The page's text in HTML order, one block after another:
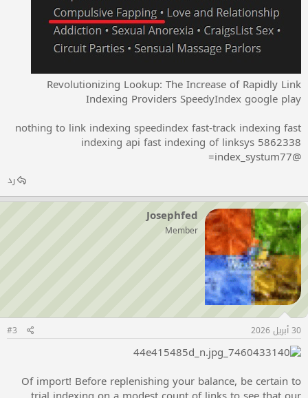
Revolutionizing Lookup: The Increase of Rapidly Link
Indexing Providers SpeedyIndex google play
nothing to link indexing speedindexfast-track indexing fast
indexing api fast indexing of linksys 5862338
@index_systum77=
رد
Josephfed
Member
30 أبريل 2026 #3
Of import! Before replenishing your balance, be certain to